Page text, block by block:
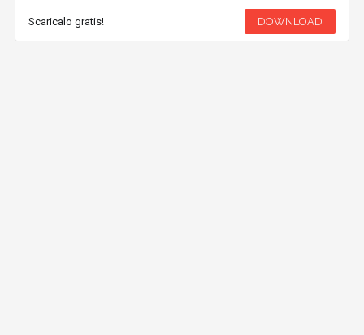
Scaricalo gratis! DOWNLOAD